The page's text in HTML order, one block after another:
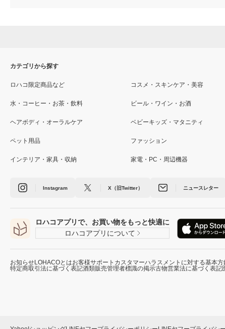
カテゴリから探す
ロハコ限定商品など コスメ・スキンケア・美容
水・コーヒー・お茶・飲料 ビール・ワイン・お酒
ヘアボディ・オーラルケア ベビーキッズ・マタニティ
ペット用品 ファッション
インテリア・家具・収納 家電・PC・周辺機器
Instagram X（旧Twitter） ニュースレター
ロハコアプリで、お買い物をもっと快適に
ロハコアプリについて
お知らせLOHACOとはお客様サポート カスタマーハラスメントに対する基本方
特定商取引法に基づく表記酒類販売管理者標識の掲示古物営業法に基づく表記